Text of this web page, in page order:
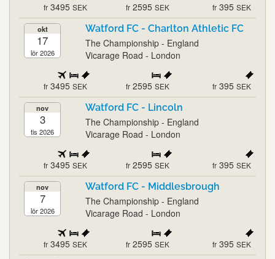
fr 3495 SEK fr 2595 SEK fr 395 SEK
okt
17
lör 2026
Watford FC - Charlton Athletic FC
The Championship - England
Vicarage Road - London
fr 3495 SEK fr 2595 SEK fr 395 SEK
nov
3
tis 2026
Watford FC - Lincoln
The Championship - England
Vicarage Road - London
fr 3495 SEK fr 2595 SEK fr 395 SEK
nov
7
lör 2026
Watford FC - Middlesbrough
The Championship - England
Vicarage Road - London
fr 3495 SEK fr 2595 SEK fr 395 SEK